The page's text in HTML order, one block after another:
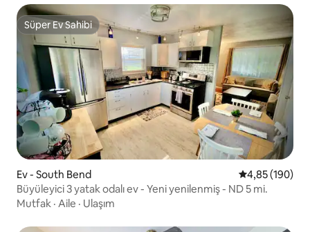
Süper Ev Sahibi
Süper Ev Sahibi
Ev - South Bend 5 üzerinden
4,85 (190)
Büyüleyici 3 yatak odalı ev - Yeni yenilenmiş - ND 5 mi.
Mutfak · Aile · Ulaşım